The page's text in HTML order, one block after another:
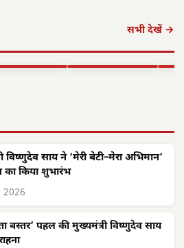
सभी देखें →
मॉडल' बना लाखों
संजीवनी
में
विष्णुदेव साय ने ‘मेरी बेटी–मेरा अभिमान’
का किया शुभारंभ
2026
बस्तर’ पहल की मुख्यमंत्री विष्णुदेव साय